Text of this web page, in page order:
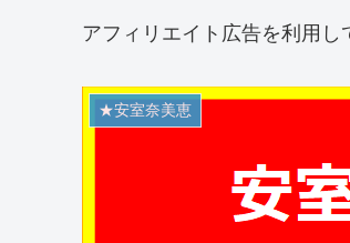
アフィリエイト広告を利用し
★安室奈美恵